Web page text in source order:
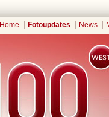
Home Fotoupdates News